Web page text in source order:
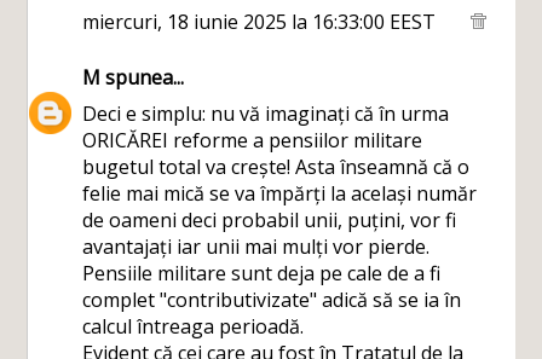
miercuri, 18 iunie 2025 la 16:33:00 EEST
M spunea...
Deci e simplu: nu vă imaginați că în urma
ORICĂREI reforme a pensiilor militare
bugetul total va crește! Asta înseamnă că o
felie mai mică se va împărți la același număr
de oameni deci probabil unii, puțini, vor fi
avantajați iar unii mai mulți vor pierde.
Pensiile militare sunt deja pe cale de a fi
complet "contributivizate" adică să se ia în
calcul întreaga perioadă.
Evident că cei care au fost în Tratatul de la